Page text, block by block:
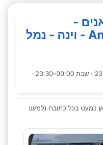
-
Anywhere Campers - וינה - נמל
שעות איסוף: א׳–ה׳ 00:00–23:30 · שבת 00:00–23:30 ·
כמעט בכל כתובת (למעט